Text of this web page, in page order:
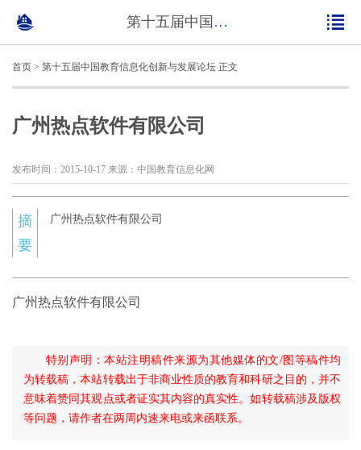
第十五届中国教育信息化创新与发展论坛
首页 > 第十五届中国教育信息化创新与发展论坛 正文
广州热点软件有限公司
发布时间：2015-10-17 来源：中国教育信息化网
摘
要
广州热点软件有限公司
广州热点软件有限公司
特别声明：本站注明稿件来源为其他媒体的文/图等稿件均
为转载稿，本站转载出于非商业性质的教育和科研之目的，并不
意味着赞同其观点或者证实其内容的真实性。如转载稿涉及版权
等问题，请作者在两周内速来电或来函联系。